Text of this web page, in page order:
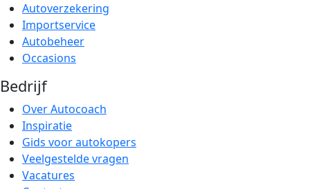
Autoverzekering
Importservice
Autobeheer
Occasions
Bedrijf
Over Autocoach
Inspiratie
Gids voor autokopers
Veelgestelde vragen
Vacatures